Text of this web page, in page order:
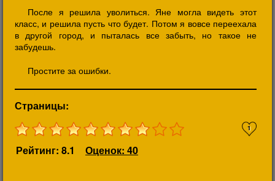
После я решила уволиться. Яне могла видеть этот
класс, и решила пусть что будет. Потом я вовсе переехала
в другой город, и пыталась все забыть, но такое не
забудешь.
Простите за ошибки.
Страницы:
1
Рейтинг: 8.1 Оценок: 40